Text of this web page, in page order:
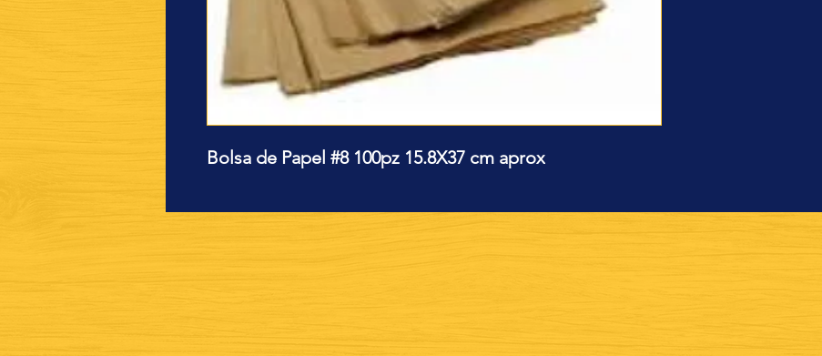
Bolsa de Papel #8 100pz 15.8X37 cm aprox